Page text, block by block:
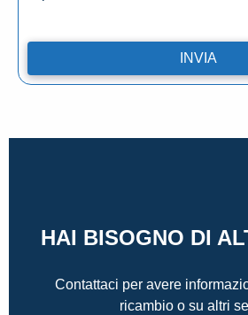
HAI BISOGNO DI
Contattaci per avere
ricambio o su altri